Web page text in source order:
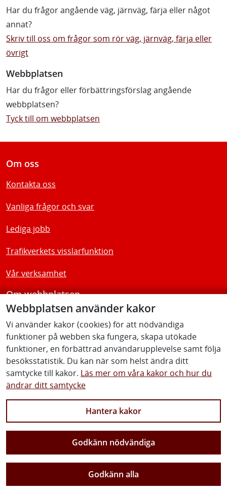
Webbplatsen använder kakor
Vi använder kakor (cookies) för att nödvändiga
funktioner på webben ska fungera, skapa utökade
funktioner, en förbättrad användarupplevelse samt följa
besöksstatistik. Du kan när som helst ändra ditt
samtycke till kakor. Läs mer om våra kakor och hur du
ändrar ditt samtycke
Hantera kakor
Godkänn nödvändiga
Godkänn alla
Har du frågor angående väg, järnväg, färja eller något
annat?
Skriv till oss om frågor som rör väg, järnväg, färja eller
övrigt
Webbplatsen
Har du frågor eller förbättringsförslag angående
webbplatsen?
Tyck till om webbplatsen
Vi gör Sverige närmare
Om oss
Kontakta oss
Vanliga frågor och svar
Lediga jobb
Trafikverkets visslarfunktion
Vår verksamhet
Om webbplatsen
Tillgänglighetsredogörelse
Följ oss
Facebook Youtube